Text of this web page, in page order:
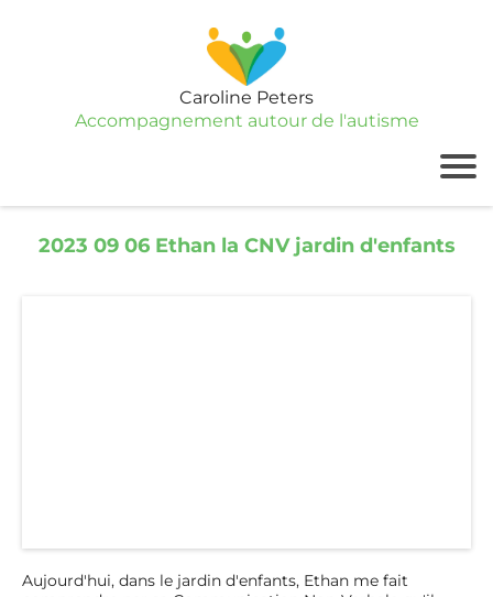
Caroline Peters
Accompagnement autour de l'autisme
2023 09 06 Ethan la CNV jardin d'enfants
Aujourd'hui, dans le jardin d'enfants, Ethan me fait